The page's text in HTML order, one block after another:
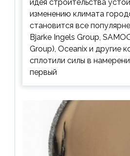
идея строительства
изменению климата
становится все
Bjarke Ingels Group,
Group), Oceanix и другие
сплотили силы в
первый